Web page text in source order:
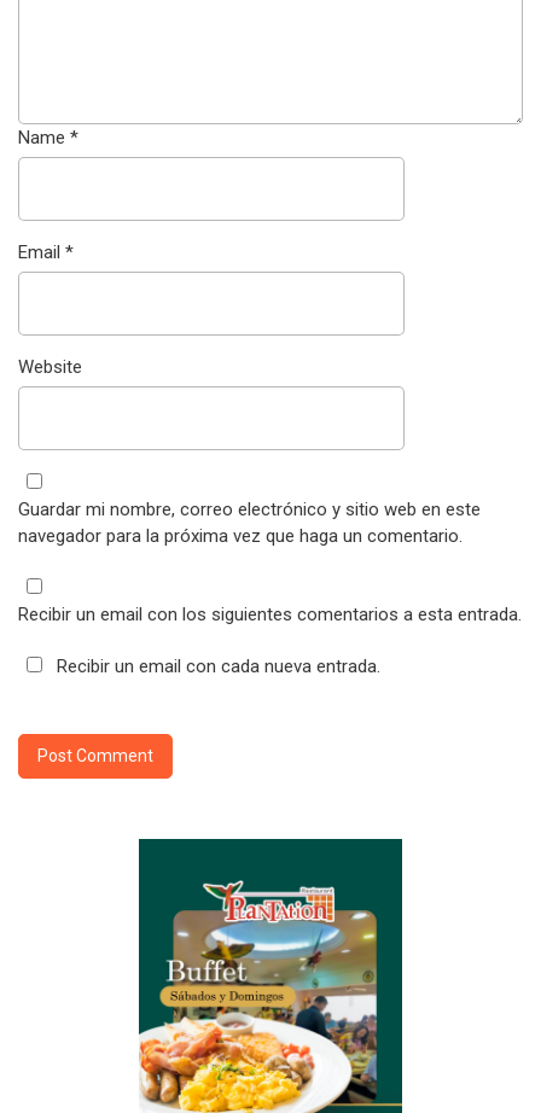
Name *
Email *
Website
Guardar mi nombre, correo electrónico y sitio web en este
navegador para la próxima vez que haga un comentario.
Recibir un email con los siguientes comentarios a esta entrada.
Recibir un email con cada nueva entrada.